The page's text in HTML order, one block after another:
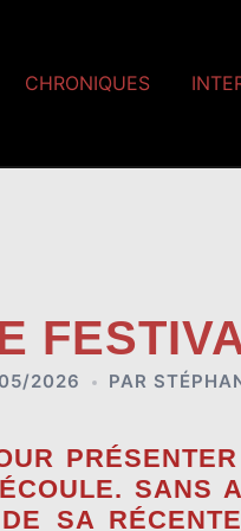
CHRONIQUES
2026 PAR
SANS
SA